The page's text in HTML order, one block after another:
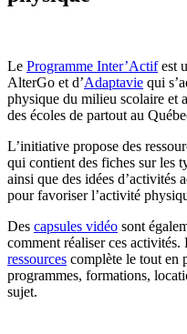
Le Programme Inter’Actifest
AlterGo et d’Adaptavie qui
physique du milieu scolaire et
des écoles de partout au
L’initiative propose des
qui contient des fiches sur les
ainsi que des idées d’activités
pour favoriser l’activité
Des capsules vidéo sont
comment réaliser ces activités.
ressources complète le tout en
programmes, formations,
sujet.